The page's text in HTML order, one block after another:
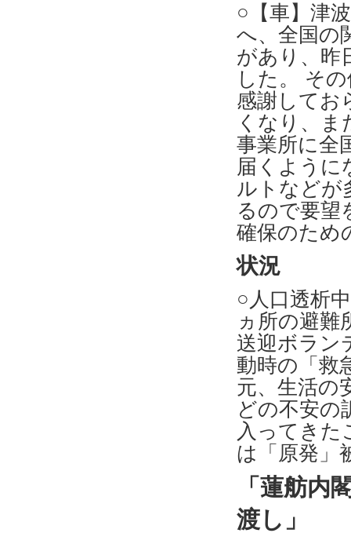
○【車】津
へ、全国の
があり、昨
した。 そ
感謝してお
くなり、
事業所に全
届くように
ルトなどが
るので要望
確保のため
状況
○人口透析
ヵ所の避難
送迎ボラン
動時の「救
元、生活の
どの不安の
入ってきた
は「原発」
「蓮舫内
渡し」